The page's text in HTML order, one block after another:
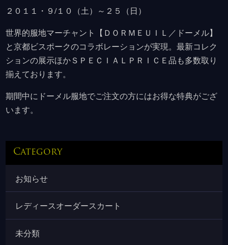
２０１１・９/１０（土）～２５（日）
世界的服地マーチャント【ＤＯＲＭＥＵＩＬ／ドーメル】
と京都ビスポークのコラボレーションが実現。最新コレク
ションの展示ほかＳＰＥＣＩＡＬＰＲＩＣＥ品も多数取り
揃えております。
期間中にドーメル服地でご注文の方にはお得な特典がござ
います。
Category
お知らせ
レディースオーダースカート
未分類